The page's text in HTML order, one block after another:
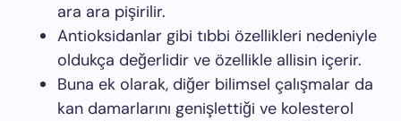
ara ara pişirilir.
Antioksidanlar gibi tıbbi özellikleri nedeniyle
oldukça değerlidir ve özellikle allisin içerir.
Buna ek olarak, diğer bilimsel çalışmalar da
kan damarlarını genişlettiği ve kolesterol